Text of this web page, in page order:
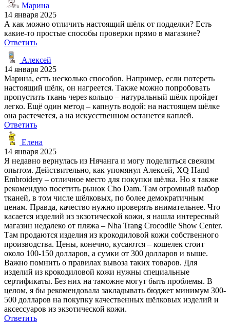
Марина
14 января 2025
А как можно отличить настоящий шёлк от подделки? Есть
какие-то простые способы проверки прямо в магазине?
Ответить
Алексей
14 января 2025
Марина, есть несколько способов. Например, если потереть
настоящий шёлк, он нагреется. Также можно попробовать
пропустить ткань через кольцо – натуральный шёлк пройдет
легко. Ещё один метод – капнуть водой: на настоящем шёлке
она растечется, а на искусственном останется каплей.
Ответить
Елена
14 января 2025
Я недавно вернулась из Нячанга и могу поделиться свежим
опытом. Действительно, как упомянул Алексей, XQ Hand
Embroidery – отличное место для покупки шёлка. Но я также
рекомендую посетить рынок Cho Dam. Там огромный выбор
тканей, в том числе шёлковых, по более демократичным
ценам. Правда, качество нужно проверять внимательнее. Что
касается изделий из экзотической кожи, я нашла интересный
магазин недалеко от пляжа – Nha Trang Crocodile Show Center.
Там продаются изделия из крокодиловой кожи собственного
производства. Цены, конечно, кусаются – кошелек стоит
около 100-150 долларов, а сумки от 300 долларов и выше.
Важно помнить о правилах вывоза таких товаров. Для
изделий из крокодиловой кожи нужны специальные
сертификаты. Без них на таможне могут быть проблемы. В
целом, я бы рекомендовала закладывать бюджет минимум 300-
500 долларов на покупку качественных шёлковых изделий и
аксессуаров из экзотической кожи.
Ответить